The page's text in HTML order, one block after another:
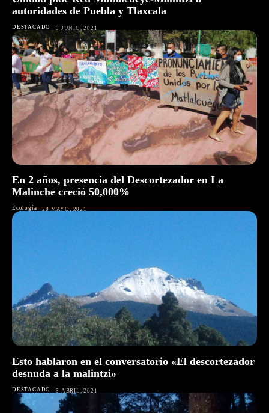
autoridades de Puebla y Tlaxcala
DESTACADO 3 JUNIO, 2021
En 2 años, presencia del Descortezador en La
Malinche creció 50,000%
Ecología 20 MAYO, 2021
Esto hablaron en el conversatorio «El descortezador
desnuda a la malintzi»
DESTACADO 5 ABRIL, 2021